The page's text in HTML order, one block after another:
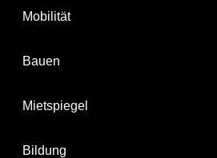
Mobilität
Bauen
Mietspiegel
Bildung